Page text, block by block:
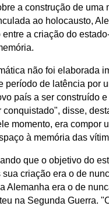
a construção de uma
ao holocausto,
a criação do
não foi elaborada
período de latência por
país a ser construído
disse,
momento, era compor
à memória das
que o objetivo do
criação era o de
Alemanha era o de
na Segunda Guerra.